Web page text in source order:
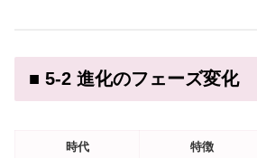
■ 5-2 進化のフェーズ変化
時代 特徴